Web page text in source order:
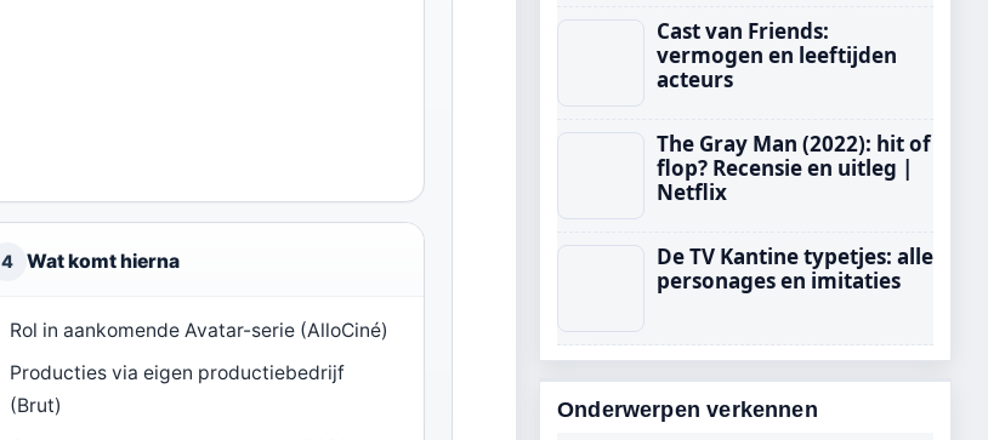
4 Wat komt hierna
Rol in aankomende Avatar-serie (AlloCiné)
Producties via eigen productiebedrijf
(Brut)
Cast van Friends:
vermogen en leeftijden
acteurs
The Gray Man (2022): hit of
flop? Recensie en uitleg |
Netflix
De TV Kantine typetjes: alle
personages en imitaties
Onderwerpen verkennen